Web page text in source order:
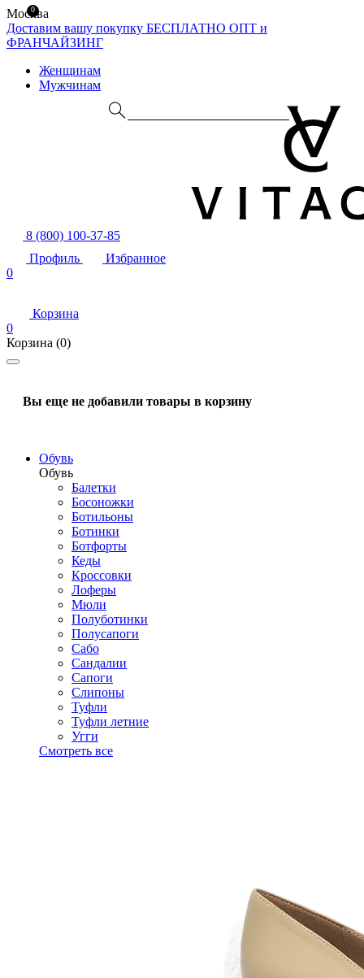
Москва
Доставим вашу покупку БЕСПЛАТНО ОПТ и
ФРАНЧАЙЗИНГ
Женщинам
Мужчинам
8 (800) 100-37-85
Профиль
Избранное
0
Корзина
0
Корзина (0)
Вы еще не добавили товары в корзину
Обувь
Обувь
Балетки
Босоножки
Ботильоны
Ботинки
Ботфорты
Кеды
Кроссовки
Лоферы
Мюли
Полуботинки
Полусапоги
Сабо
Сандалии
Сапоги
Слипоны
Туфли
Туфли летние
Угги
Смотреть все
0